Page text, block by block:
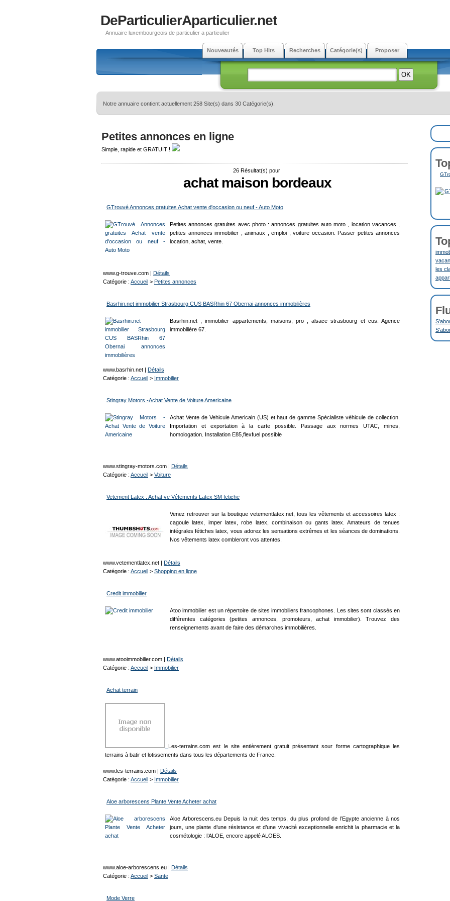
DeParticulierAparticulier.net
Annuaire luxembourgeois de particulier a particulier
Nouveautés Top Hits Recherches Catégorie(s) Proposer
Notre annuaire contient actuellement 258 Site(s) dans 30 Catégorie(s).
Petites annonces en ligne
Simple, rapide et GRATUIT !
26 Résultat(s) pour
achat maison bordeaux
GTrouvé Annonces gratuites Achat vente d'occasion ou neuf - Auto Moto
Petites annonces gratuites avec photo : annonces gratuites auto moto , location vacances ,
petites annonces immobilier , animaux , emploi , voiture occasion. Passer petites annonces
location, achat, vente.
www.g-trouve.com | Détails
Catégorie : Accueil > Petites annonces
Basrhin.net immobilier Strasbourg CUS BASRhin 67 Obernai annonces immobilières
Basrhin.net , immobilier appartements, maisons, pro , alsace strasbourg et cus. Agence
immobilière 67.
www.basrhin.net | Détails
Catégorie : Accueil > Immobilier
Stingray Motors -Achat Vente de Voiture Americaine
Achat Vente de Vehicule Americain (US) et haut de gamme Spécialiste véhicule de collection.
Importation et exportation à la carte possible. Passage aux normes UTAC, mines,
homologation. Installation E85,flexfuel possible
www.stingray-motors.com | Détails
Catégorie : Accueil > Voiture
Vetement Latex : Achat ve Vêtements Latex SM fetiche
Venez retrouver sur la boutique vetementlatex.net, tous les vêtements et accessoires latex :
cagoule latex, imper latex, robe latex, combinaison ou gants latex. Amateurs de tenues
intégrales fétiches latex, vous adorez les sensations extrêmes et les séances de dominations.
Nos vêtements latex combleront vos attentes.
www.vetementlatex.net | Détails
Catégorie : Accueil > Shopping en ligne
Credit immobilier
Atoo immobilier est un répertoire de sites immobiliers francophones. Les sites sont classés en
différentes catégories (petites annonces, promoteurs, achat immobilier). Trouvez des
renseignements avant de faire des démarches immobilières.
www.atooimmobilier.com | Détails
Catégorie : Accueil > Immobilier
Achat terrain
Les-terrains.com est le site entièrement gratuit présentant sour forme cartographique les
terrains à batir et lotissements dans tous les départements de France.
www.les-terrains.com | Détails
Catégorie : Accueil > Immobilier
Aloe arborescens Plante Vente Acheter achat
Aloe Arborescens.eu Depuis la nuit des temps, du plus profond de l’Egypte ancienne à nos
jours, une plante d’une résistance et d’une vivacité exceptionnelle enrichit la pharmacie et la
cosmétologie : l’ALOE, encore appelé ALOES.
www.aloe-arborescens.eu | Détails
Catégorie : Accueil > Sante
Mode Verre
les